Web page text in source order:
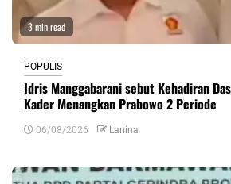
3 min read
POPULIS
Idris Manggabarani sebut Kehadiran
Kader Menangkan Prabowo 2 Periode
06/08/2026 Lanina